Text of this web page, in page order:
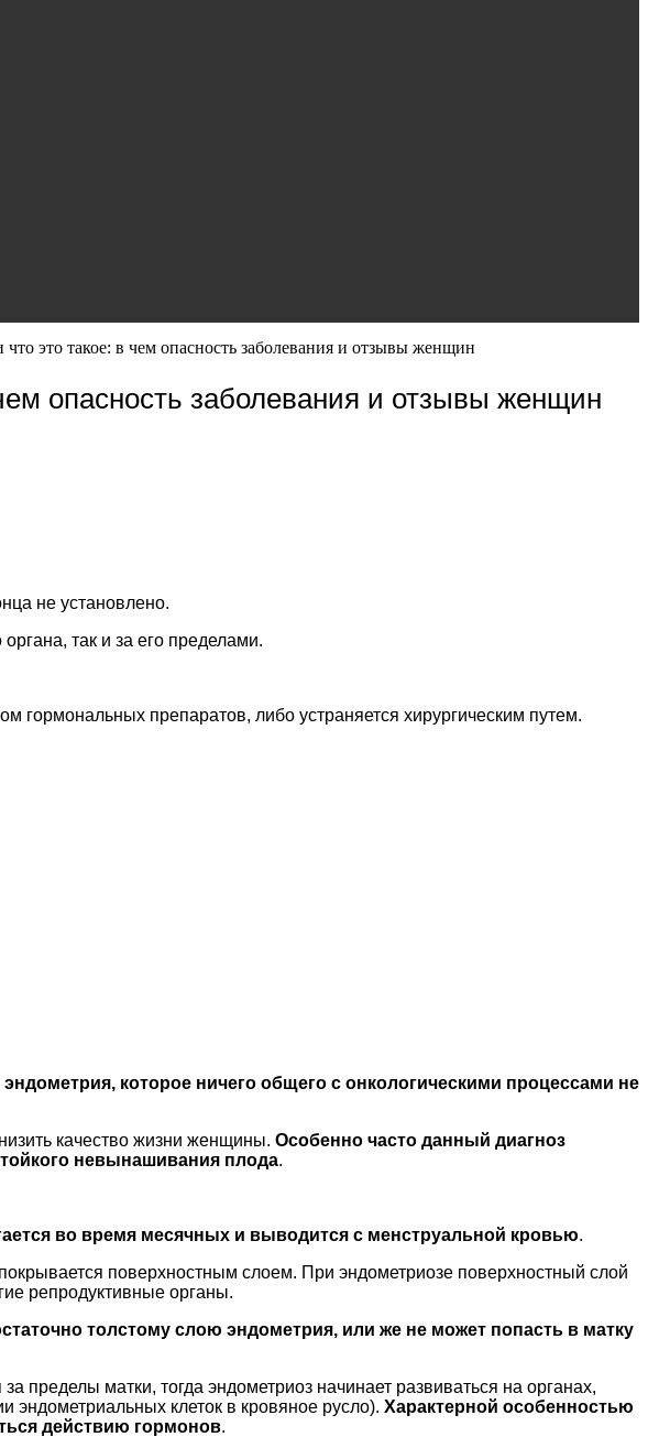
это такое: в чем опасность заболевания и отзывы женщин
опасность заболевания и отзывы женщин
не установлено.
так и за его пределами.
гормональных препаратов, либо устраняется хирургическим путем.
которое ничего общего с онкологическими процессами не
качество жизни женщины. Особенно часто данный диагноз
невынашивания плода.
во время месячных и выводится с менструальной кровью.
поверхностным слоем. При эндометриозе поверхностный слой
репродуктивные органы.
толстому слою эндометрия, или же не может попасть в матку
пределы матки, тогда эндометриоз начинает развиваться на органах,
клеток в кровяное русло). Характерной особенностью
действию гормонов.